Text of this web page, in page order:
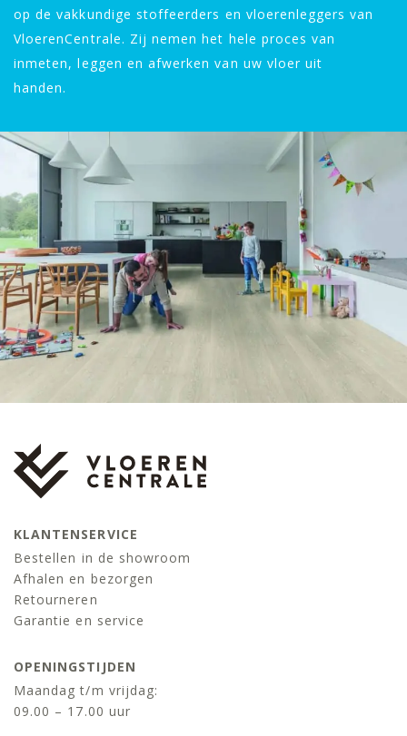
op de vakkundige stoffeerders en vloerenleggers van
VloerenCentrale. Zij nemen het hele proces van
inmeten, leggen en afwerken van uw vloer uit
handen.
KLANTENSERVICE
Bestellen in de showroom
Afhalen en bezorgen
Retourneren
Garantie en service
OPENINGSTIJDEN
Maandag t/m vrijdag:
09.00 – 17.00 uur